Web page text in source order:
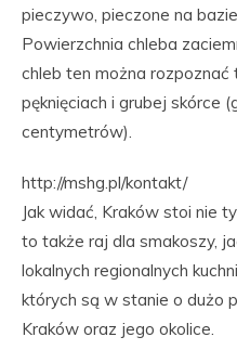
pieczywo, pieczone na
Powierzchnia chleba
chleb ten można
pęknięciach i grubej skórce
centymetrów).
http://mshg.pl/kontakt/
Jak widać, Kraków stoi nie
to także raj dla smakoszy,
lokalnych regionalnych
których są w stanie o dużo
Kraków oraz jego okolice.